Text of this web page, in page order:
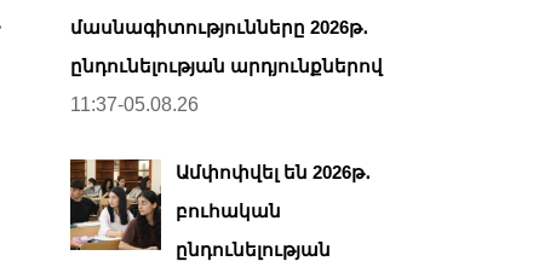
մասնագիտությունները 2026թ․
ընդունելության արդյունքներով
11:37-05.08.26
Ամփոփվել են 2026թ․
բուհական
ընդունելության